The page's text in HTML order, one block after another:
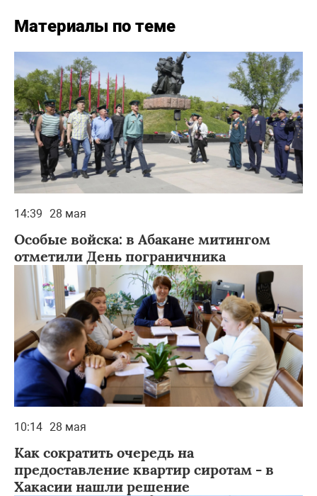
Материалы по теме
14:39 28 мая
Особые войска: в Абакане митингом
отметили День пограничника
10:14 28 мая
Как сократить очередь на
предоставление квартир сиротам - в
Хакасии нашли решение